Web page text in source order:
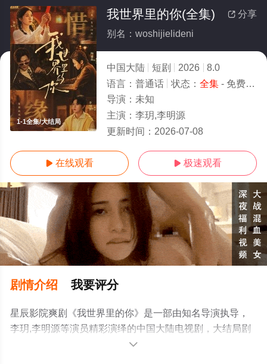
1-1全集/大结局
 分享
我世界里的你(全集)
别名：woshijielideni
中国大陆 短剧 2026
8.0
语言： 普通话 状态： 全集- 免费在线观看
导演： 未知
主演： 李玥,李明源
更新时间： 2026-07-08
 在线观看  极速观看
剧情介绍 我要评分
星辰影院爽剧《我世界里的你》是一部由知名导演执导，
李玥,李明源等演员精彩演绎的中国大陆电视剧，大结局剧
情已揭晓（1-1全集），手机免费观看高清未删减完整版电
